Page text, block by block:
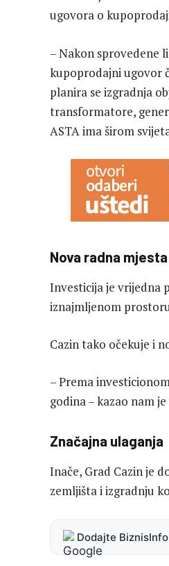
ugovora o
– Nakon sprovedene
kupoprodajni ugovor
planira se izgradnja
transformatore,
ASTA ima širom
Nova radna mjesta
Investicija je vrijedna
iznajmljenom
Cazin tako očekuje i
– Prema
godina – kazao nam
Značajna ulaganja
Inače, Grad Cazin je
zemljišta i izgradnju
Dodajte